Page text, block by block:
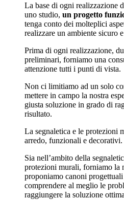
La base di ogni realizzazione
uno studio, un progetto
tenga conto dei molteplici
realizzare un ambiente sicuro
Prima di ogni realizzazione,
preliminari, forniamo una
attenzione tutti i punti di vista.
Non ci limitiamo ad un solo
mettere in campo la nostra
giusta soluzione in grado di
risultato.
La segnaletica e le protezioni
arredo, funzionali e decorativi.
Sia nell’ambito della
protezioni murali, forniamo la
proponiamo canoni
comprendere al meglio le
raggiungere la soluzione